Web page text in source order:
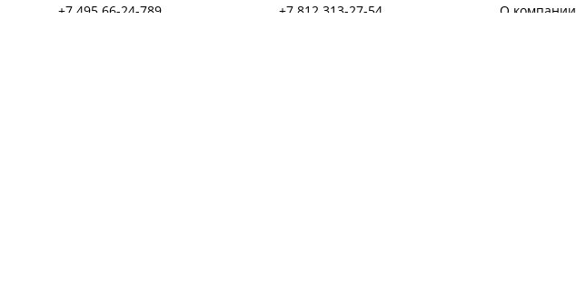
+7 495 66-24-789
+7 812 313-27-54
О компании